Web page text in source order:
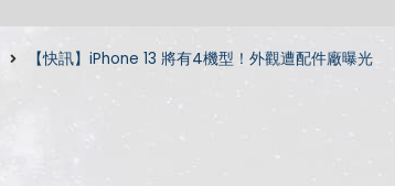
【快訊】iPhone 13 將有4機型！外觀遭配件廠曝光